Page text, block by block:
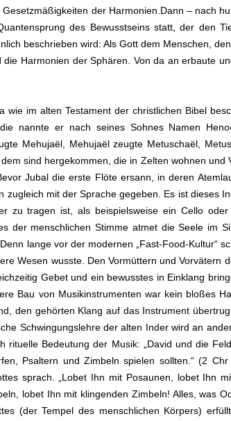
der Harmonien.Dann – nach
des Bewusstseins statt, der den
beschrieben wird: Als Gott dem Menschen,
Harmonien der Sphären. Von da an erbaute
im alten Testament der christlichen Bibel
nannte er nach seines Sohnes Namen
Mehujaël, Mehujaël zeugte Metuschaël,
sind hergekommen, die in Zelten wohnen
Jubal die erste Flöte ersann, in deren
mit der Sprache gegeben. Es ist dieses
tragen ist, als beispielsweise ein Cello
der menschlichen Stimme atmet die Seele im
lange vor der modernen „Fast-Food-Kultur“
Wesen wusste. Den Vormüttern und Vorvätern
Gebet und ein bewusstes in Einklang
Bau von Musikinstrumenten war kein bloßes
den gehörten Klang auf das Instrument
Schwingungslehre der alten Inder wird an
Bedeutung der Musik: „David und die
Psaltern und Zimbeln spielen sollten.“ (2
sprach. „Lobet Ihn mit Posaunen, lobet Ihn
lobet Ihn mit klingenden Zimbeln! Alles, was
(der Tempel des menschlichen Körpers)